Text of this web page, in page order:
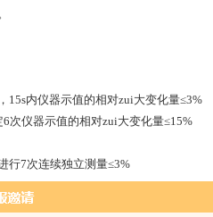
15s内仪器示值的相对zui大变化量≤3%
6次仪器示值的相对zui大变化量≤15%
行7次连续独立测量≤3%
～